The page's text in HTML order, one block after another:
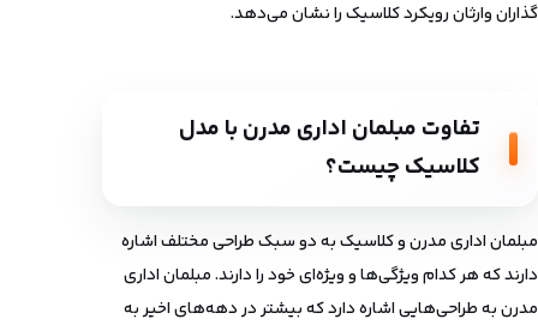
گذاران وارثان رویکرد کلاسیک را نشان می‌دهد.
تفاوت مبلمان اداری مدرن با مدل
کلاسیکچیست؟
مبلمان اداری مدرن و کلاسیک به دو سبک طراحی مختلف اشاره
دارند که هر کدام ویژگی‌ها و ویژه‌ای خود را دارند. مبلمان اداری
مدرن به طراحی‌هایی اشاره دارد که بیشتر در دهه‌های اخیر به